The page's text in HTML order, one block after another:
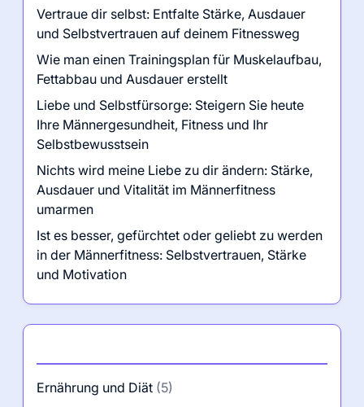
Vertraue dir selbst: Entfalte Stärke, Ausdauer
und Selbstvertrauen auf deinem Fitnessweg
Wie man einen Trainingsplan für Muskelaufbau,
Fettabbau und Ausdauer erstellt
Liebe und Selbstfürsorge: Steigern Sie heute
Ihre Männergesundheit, Fitness und Ihr
Selbstbewusstsein
Nichts wird meine Liebe zu dir ändern: Stärke,
Ausdauer und Vitalität im Männerfitness
umarmen
Ist es besser, gefürchtet oder geliebt zu werden
in der Männerfitness: Selbstvertrauen, Stärke
und Motivation
Ernährung und Diät (5)